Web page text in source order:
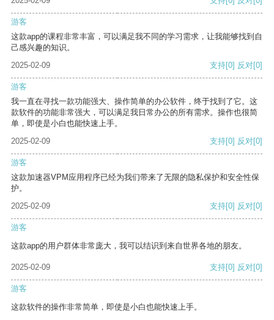
游客
这款app的课程非常丰富，可以满足我不同的学习需求，让我能够找到自
己感兴趣的知识。
2025-02-09
支持[0] 反对[0]
游客
我一直在寻找一款功能强大、操作简单的办公软件，终于找到了它。这
款软件的功能非常强大，可以满足我日常办公的所有需求。操作也很简
单，即使是小白也能快速上手。
2025-02-09
支持[0] 反对[0]
游客
这款加速器VPM应用程序已经为我们带来了无限的隐私保护和安全性保
护。
2025-02-09
支持[0] 反对[0]
游客
这款app的用户群体非常庞大，我可以结识到来自世界各地的朋友。
2025-02-09 支持[0] 反对[0]
游客
这款软件的操作非常简单，即使是小白也能快速上手。